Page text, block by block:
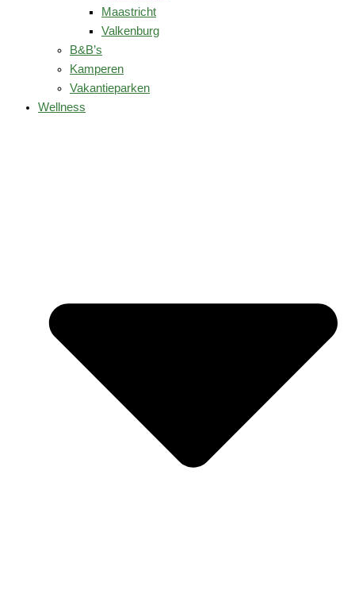
Maastricht
Valkenburg
B&B’s
Kamperen
Vakantieparken
Wellness